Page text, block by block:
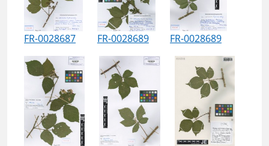
FR-0028687 FR-0028689 FR-0028689